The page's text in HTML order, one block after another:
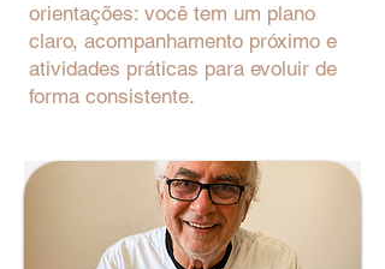
orientações: você tem um plano
claro, acompanhamento próximo e
atividades práticas para evoluir de
forma consistente.